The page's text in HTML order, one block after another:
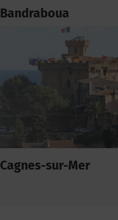
Bandraboua
Cagnes-sur-Mer